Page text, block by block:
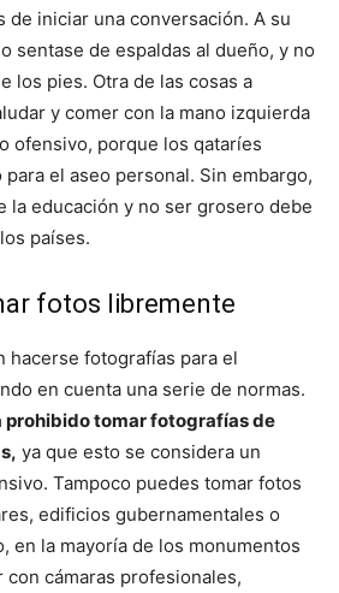
de iniciar una conversación. A su
sentase de espaldas al dueño, y no
los pies. Otra de las cosas a
y comer con la mano izquierda
ofensivo, porque los qataríes
el aseo personal. Sin embargo,
la educación y no ser grosero debe
países.
fotos libremente
hacerse fotografías para el
en cuenta una serie de normas.
prohibido tomar fotografías de
ya que esto se considera un
Tampoco puedes tomar fotos
edificios gubernamentales o
en la mayoría de los monumentos
cámaras profesionales,